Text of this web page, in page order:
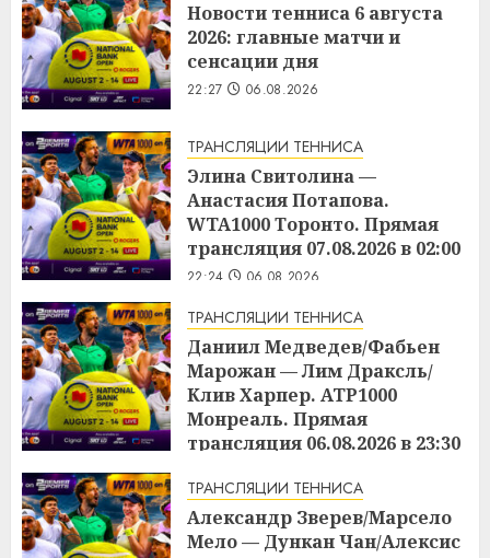
Новости тенниса 6 августа
2026: главные матчи и
сенсации дня
22:27 06.08.2026
ТРАНСЛЯЦИИ ТЕННИСА
Элина Свитолина —
Анастасия Потапова.
WTA1000 Торонто. Прямая
трансляция 07.08.2026 в 02:00
22:24 06.08.2026
ТРАНСЛЯЦИИ ТЕННИСА
Даниил Медведев/Фабьен
Марожан — Лим Драксль/
Клив Харпер. ATP1000
Монреаль. Прямая
трансляция 06.08.2026 в 23:30
ТРАНСЛЯЦИИ ТЕННИСА
Александр Зверев/Марсело
Мело — Дункан Чан/Алексис